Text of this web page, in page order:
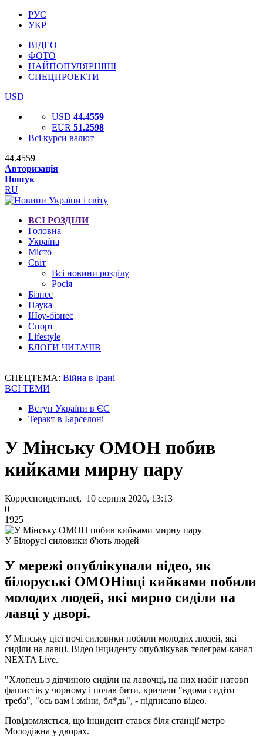
РУС
УКР
ВІДЕО
ФОТО
НАЙПОПУЛЯРНІШІ
СПЕЦПРОЕКТИ
USD
USD 44.4559
EUR 51.2598
Всі курси валют
44.4559
Авторизація
Пошук
RU
ВСІ РОЗДІЛИ
Головна
Україна
Місто
Світ
Всі новини розділу
Росія
Бізнес
Наука
Шоу-бізнес
Спорт
Lifestyle
БЛОГИ ЧИТАЧІВ
СПЕЦТЕМА: Війна в Ірані
ВСІ ТЕМИ
Вступ України в ЄС
Теракт в Барселоні
У Мінську ОМОН побив
кийками мирну пару
Корреспондент.net, 10 серпня 2020, 13:13
0
1925
У Білорусі силовики б'ють людей
У мережі опублікували відео, як
білоруські ОМОНівці кийками побили
молодих людей, які мирно сиділи на
лавці у дворі.
У Мінську цієї ночі силовики побили молодих людей, які
сиділи на лавці. Відео інциденту опублікував телеграм-канал
NEXTA Live.
"Хлопець з дівчиною сиділи на лавочці, на них набіг натовп
фашистів у чорному і почав бити, кричачи "вдома сидіти
треба", "ось вам і зміни, бл*дь", - підписано відео.
Повідомляється, що інцидент стався біля станції метро
Молодіжна у дворах.